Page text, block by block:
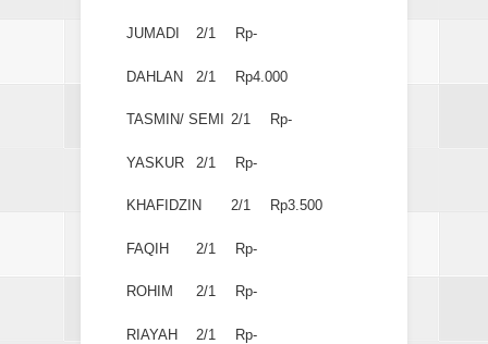
JUMADI 2/1 Rp-
DAHLAN 2/1 Rp4.000
TASMIN/ SEMI 2/1 Rp-
YASKUR 2/1 Rp-
KHAFIDZIN 2/1 Rp3.500
FAQIH 2/1 Rp-
ROHIM 2/1 Rp-
RIAYAH 2/1 Rp-